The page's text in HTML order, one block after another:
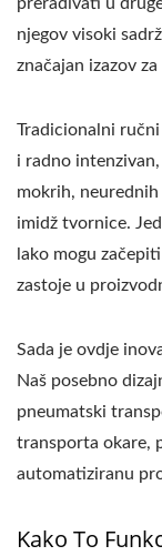
njegov visoki
značajan izazov
Tradicionalni
i radno
mokrih,
imidž tvornice.
lako mogu
zastoje u
Sada je ovdje
Naš posebno
pneumatski
transporta okare,
automatiziranu
Kako To